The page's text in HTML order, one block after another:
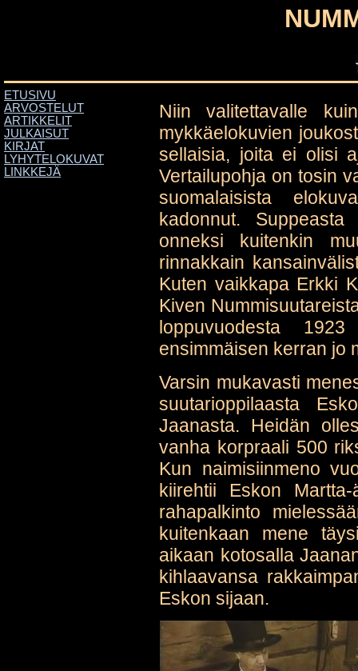
ETUSIVU
ARVOSTELUT
ARTIKKELIT
JULKAISUT
KIRJAT
LYHYTELOKUVAT
LINKKEJÄ
Niin valitettavalle
mykkäelokuvien
sellaisia, joita ei olisi
Vertailupohja on tosin
suomalaisista
kadonnut.
onneksi kuitenkin
rinnakkain
Kuten vaikkapa Erkki
Kiven
loppuvuodesta
ensimmäisen kerran jo
Varsin mukavasti
suutarioppilaasta
Jaanasta. Heidän
vanha korpraali 500
Kun naimisiinmeno
kiirehtii Eskon Martta-
rahapalkinto
kuitenkaan mene
aikaan kotosalla
kihlaavansa
Eskon sijaan.